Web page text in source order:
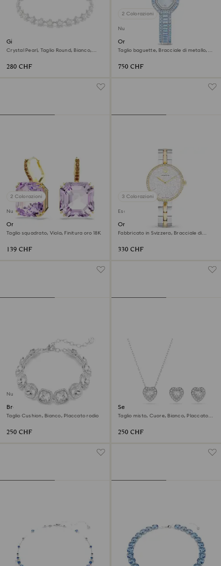
Girocollo Ariana Grande x
Swarovski
Crystal Pearl, Taglio Round, Bianco,
280 CHF
2 Colorazioni
Nuovo
Orologio Matrix octagon
Taglio baguette, Bracciale di metallo,
750 CHF
2 Colorazioni
Nuovo
Orecchini pendenti Millenia
Taglio squadrato, Viola, Finitura oro 18K
139 CHF
3 Colorazioni
Esclusiva online
Orologio Cosmopolitan
Fabbricato in Svizzera, Bracciale di
330 CHF
Nuovo
Braccialetto Una Angelic
Taglio Cushion, Bianco, Placcato rodio
250 CHF
Set Ariana Grande x Swarovski
Taglio misto, Cuore, Bianco, Placcato
250 CHF